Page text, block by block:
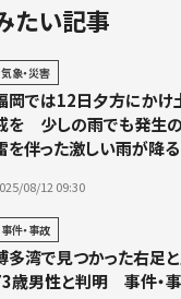
たい記事
気象・災害
岡では12日夕方にかけ
を 少しの雨でも発生
を伴った激しい雨が降
08/12 09:30
事件・事故
多湾で見つかった右足
歳男性と判明 事件・